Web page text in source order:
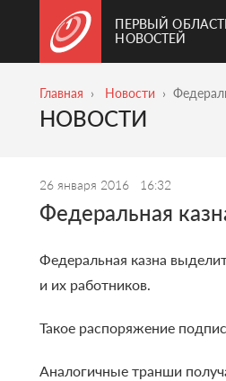
ПЕРВЫЙ
НОВОСТЕЙ
Главная Новости
НОВОСТИ
26 января 2016 16:32
Федеральная
Федеральная казна
и их работников.
Такое распоряжение
Аналогичные транши